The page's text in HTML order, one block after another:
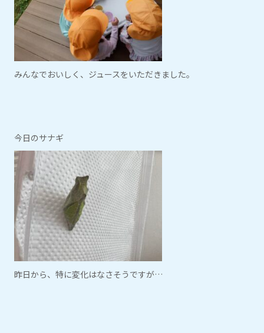
みんなでおいしく、ジュースをいただきました。
今日のサナギ
昨日から、特に変化はなさそうですが…